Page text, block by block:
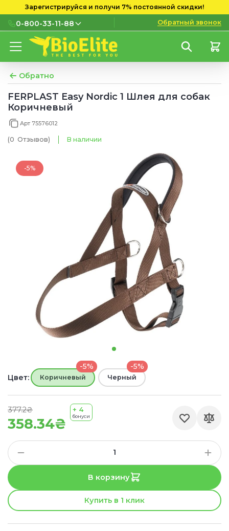
Зарегистрируйся и получи 7% постоянной скидки!
0-800-33-11-88
0-800-33-11-88
мобильных номеров
(097) 133 11 88
(095) 133 11 88
Обратный звонок
Обратно
FERPLAST Easy Nordic 1 Шлея для собак
Коричневый
Арт 75576012
(0 Отзывов) В наличии
-5%
358.34₴
377.2₴ + 4
бонуси
Цвет:
-5%
Коричневый
-5%
Черный
В корзину
Купить в 1 клик